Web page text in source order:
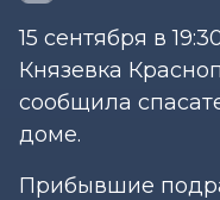
15 сентября в
Князевка
сообщила
доме.
Прибывшие